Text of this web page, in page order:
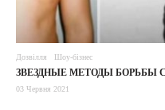
Дозвілля Шоу-бізнес
ЗВЕЗДНЫЕ МЕТОДЫ
03 Червня 2021